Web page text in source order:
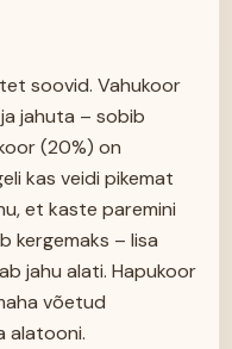
soovid. Vahukoor
jahuta – sobib
(20%) on
kas veidi pikemat
et kaste paremini
kergemaks – lisa
jahu alati. Hapukoor
võetud
alatooni.